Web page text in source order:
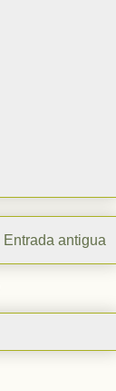
Entrada antigua